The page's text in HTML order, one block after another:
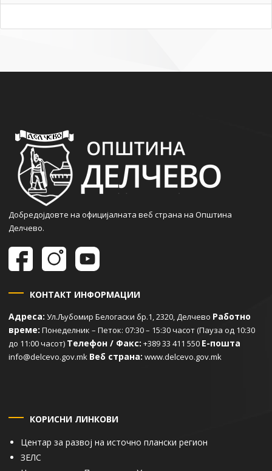
Добредојдовте на официјалната веб страна на Општина
Делчево.
КОНТАКТ ИНФОРМАЦИИ
Адреса: Ул.Љубомир Белогаски бр.1, 2320, Делчево Работно
време: Понеделник – Петок: 07:30 – 15:30 часот (Пауза од 10:30
до 11:00 часот) Телефон / Факс: +389 33 411 550 Е-пошта
info@delcevo.gov.mk Веб страна: www.delcevo.gov.mk
КОРИСНИ ЛИНКОВИ
Центар за развој на источно плански регион
ЗЕЛС